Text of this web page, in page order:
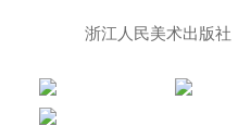
浙江人民美术出版社